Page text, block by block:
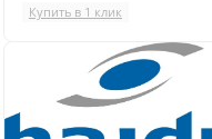
Купить в 1 клик